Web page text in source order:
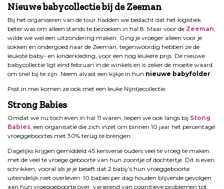
Nieuwe babycollectie bij de Zeeman
Bij het organiseren van de tour hadden we bedacht dat het logistiek
beter was om alleen stands te bezoeken in hal 8. Maar voor de Zeeman
wilde we wel een uitzondering maken. Ging je vroeger alleen voor je
sokken en ondergoed naar de Zeeman, tegenwoordig hebben ze de
leukste baby- en kinderkleding, voor een nog leukere prijs. De nieuwe
babycollectie ligt eind februari in de winkels en is zeker de moeite waard
om snel bij te zijn. Neem alvast een kijkje in hun nieuwe babyfolder
Psst in mei komen ze ook met een leuke Nijntjecollectie.
Strong Babies
Omdat we nu toch even in hal 11 waren, liepen we ook langs bij Stong
Babies , een organisatie die zich inzet om binnen 10 jaar het percentage
vroeggeboortes met 30% terug te brengen.
Dagelijks krijgen gemiddeld 45 kersverse ouders veel te vroeg te maken
met de veel te vroege geboorte van hun zoontje of dochtertje. Dit is even
schrikken, vooral als je je beseft dat 2 baby’s hun vroeggeboorte
uiteindelijk niet overleven. 10 babies per dag houden blijvende gevolgen
aan hun vroeggeboorte over, varierend van cognitieve problemen tot